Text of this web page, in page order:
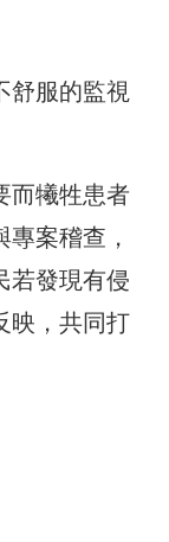
舒服的監視
而犧牲患者
案稽查，
若發現有侵
映，共同打